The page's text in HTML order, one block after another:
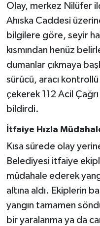
Olay, merkez Nilüfer
Ahıska Caddesi
bilgilere göre, seyir
kısmından henüz
dumanlar çıkmaya
sürücü, aracı
çekerek 112 Acil
bildirdi.
İtfaiye Hızla
Kısa sürede olay
Belediyesi itfaiye
müdahale ederek
altına aldı. Ekiplerin
yangın tamamen
bir yaralanma ya da